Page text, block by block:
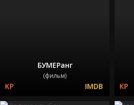
БУМЕРанг
(фильм)